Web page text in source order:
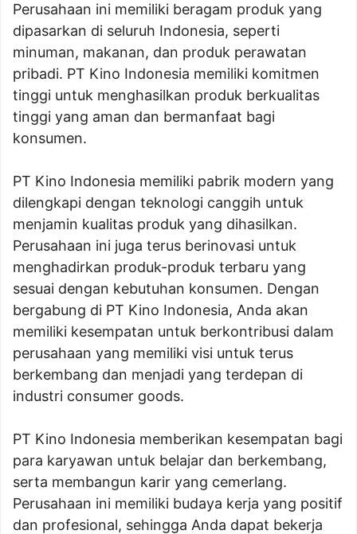
Perusahaan ini memiliki beragam produk yang
dipasarkan di seluruh Indonesia, seperti
minuman, makanan, dan produk perawatan
pribadi. PT Kino Indonesia memiliki komitmen
tinggi untuk menghasilkan produk berkualitas
tinggi yang aman dan bermanfaat bagi
konsumen.
PT Kino Indonesia memiliki pabrik modern yang
dilengkapi dengan teknologi canggih untuk
menjamin kualitas produk yang dihasilkan.
Perusahaan ini juga terus berinovasi untuk
menghadirkan produk-produk terbaru yang
sesuai dengan kebutuhan konsumen. Dengan
bergabung di PT Kino Indonesia, Anda akan
memiliki kesempatan untuk berkontribusi dalam
perusahaan yang memiliki visi untuk terus
berkembang dan menjadi yang terdepan di
industri consumer goods.
PT Kino Indonesia memberikan kesempatan bagi
para karyawan untuk belajar dan berkembang,
serta membangun karir yang cemerlang.
Perusahaan ini memiliki budaya kerja yang positif
dan profesional, sehingga Anda dapat bekerja